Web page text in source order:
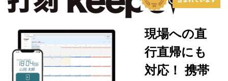
現場への直
行直帰にも
対応！ 携帯